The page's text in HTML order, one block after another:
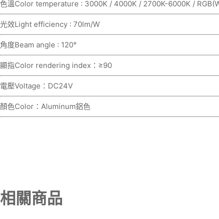
色溫Color temperature : 3000K / 4000K / 2700K-6000K /
光效Light efficiency : 70lm/W
角度Beam angle : 120°
顯指Color rendering index：≥90
電壓Voltage：DC24V
顏色Color：Aluminum鋁色
相關商品